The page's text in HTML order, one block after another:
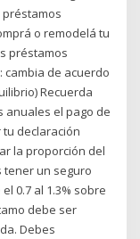
préstamos
o remodelá tu
préstamos
de acuerdo
Recuerda
anuales el pago de
declaración
la proporción del
un seguro
0.7 al 1.3% sobre
debe ser
Debes